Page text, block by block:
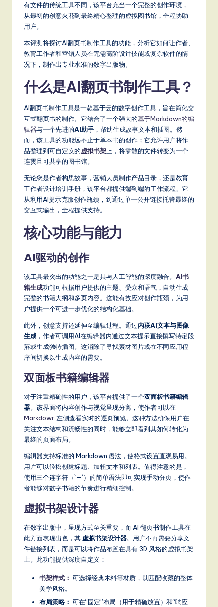
d
hi
e
L
d
in
A
o
ft
w
d
D
有文件的传统工具不同，该平台充当一个完整的创作环境，
从最初的创意火花到最终精心整理的虚拟图书馆，全程协助
用户。
本评测将探讨AI翻页书制作工具的功能，分析它如何让作者、
教育工作者和营销人员在无需高阶设计技能或复杂软件的情
况下，制作出专业水准的数字出版物。
什么是AI翻页书制作工具？
AI翻页书制作工具是一款基于云的数字创作工具，旨在简化交
互式翻页书的制作。它结合了一个强大的基于Markdown的编
辑器与一个先进的AI助手 ，帮助生成故事文本和插图。然
而，该工具的功能远不止于单本书的创作；它允许用户将作
品整理到可自定义的虚拟书架 上，将零散的文件转变为一个
连贯且可共享的图书馆。
无论您是作者构思故事，营销人员制作产品目录，还是教育
工作者设计培训手册，该平台都提供端到端的工作流程。它
从利用AI提示克服创作瓶颈，到通过单一公开链接托管最终的
交互式输出，全程提供支持。
核心功能与能力
AI驱动的创作
该工具最突出的功能之一是其与人工智能的深度融合。 AI书
籍生成功能可根据用户提供的主题、受众和语气，自动生成
完整的书籍大纲和多页内容。这能有效应对创作瓶颈，为用
户提供一个可进一步优化的结构化基础。
此外，创意支持还延伸至编辑过程。通过内联AI文本与图像
生成 ，作者可调用AI在编辑器内通过文本提示直接撰写特定段
落或生成独特插图。这消除了寻找素材图片或在不同应用程
序间切换以生成内容的需要。
双面板书籍编辑器
对于注重精确性的用户，该平台提供了一个双面板书籍编辑
器。该界面将内容创作与视觉呈现分离，使作者可以在
Markdown 左侧查看实时的逐页预览。这种方法确保用户在
关注文本结构和流畅性的同时，能够立即看到其如何转化为
最终的页面布局。
编辑器支持标准的 Markdown 语法，使格式设置直观易用。
用户可以轻松创建标题、加粗文本和列表。值得注意的是，
使用三个连字符（`—`）的简单语法即可实现手动分页，使作
者能够对数字书籍的节奏进行精细控制。
虚拟书架设计器
在数字出版中，呈现方式至关重要，而 AI 翻页书制作工具在
此方面表现出色，其 虚拟书架设计器。用户不再需要分享文
件链接列表，而是可以将作品布置在具有 3D 风格的虚拟书架
上。此功能提供深度自定义：
书架样式： 可选择经典木料等材质，以匹配收藏的整体
美学风格。
布局策略： 可在“固定”布局（用于精确放置）和“响应